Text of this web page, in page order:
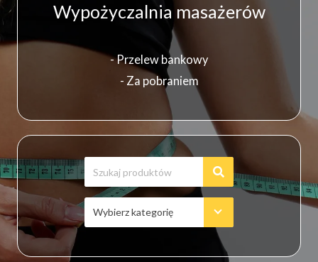
Wypożyczalnia masażerów
- Przelew bankowy
- Za pobraniem
Wybierz kategorię